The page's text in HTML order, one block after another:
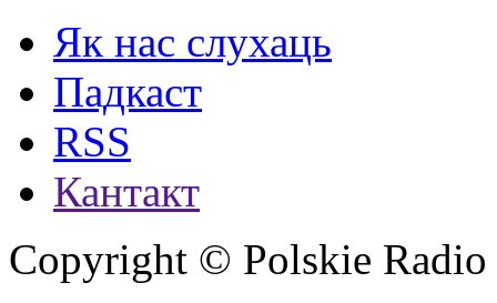
Як нас слухаць
Падкаст
RSS
Кантакт
Copyright © Polskie